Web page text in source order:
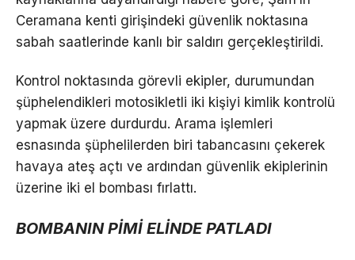
Ceramana kenti girişindeki güvenlik noktasına
sabah saatlerinde kanlı bir saldırı gerçekleştirildi.
Kontrol noktasında görevli ekipler, durumundan
şüphelendikleri motosikletli iki kişiyi kimlik kontrolü
yapmak üzere durdurdu. Arama işlemleri
esnasında şüphelilerden biri tabancasını çekerek
havaya ateş açtı ve ardından güvenlik ekiplerinin
üzerine iki el bombası fırlattı.
BOMBANIN PİMİ ELİNDE PATLADI